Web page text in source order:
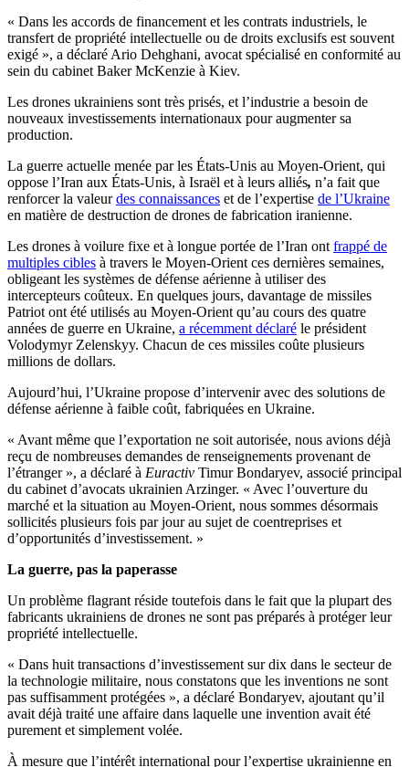
« Dans les accords de financement et les contrats industriels, le
transfert de propriété intellectuelle ou de droits exclusifs est souvent
exigé », a déclaré Ario Dehghani, avocat spécialisé en conformité au
sein du cabinet Baker McKenzie à Kiev.
Les drones ukrainiens sont très prisés, et l’industrie a besoin de
nouveaux investissements internationaux pour augmenter sa
production.
La guerre actuelle menée par les États-Unis au Moyen-Orient, qui
oppose l’Iran aux États-Unis, à Israël et à leurs alliés, n’a fait que
renforcer la valeurdes connaissances et de l’expertise de l’Ukraine
en matière de destruction de drones de fabrication iranienne.
Les drones à voilure fixe et à longue portée de l’Iran ont frappé de
multiples cibles à travers le Moyen-Orient ces dernières semaines,
obligeant les systèmes de défense aérienne à utiliser des
intercepteurs coûteux. En quelques jours, davantage de missiles
Patriot ont été utilisés au Moyen-Orient qu’au cours des quatre
années de guerre en Ukraine, a récemment déclaré le président
Volodymyr Zelenskyy. Chacun de ces missiles coûte plusieurs
millions de dollars.
Aujourd’hui, l’Ukraine propose d’intervenir avec des solutions de
défense aérienne à faible coût, fabriquées en Ukraine.
« Avant même que l’exportation ne soit autorisée, nous avions déjà
reçu de nombreuses demandes de renseignements provenant de
l’étranger », a déclaré à Euractiv Timur Bondaryev, associé principal
du cabinet d’avocats ukrainien Arzinger. « Avec l’ouverture du
marché et la situation au Moyen-Orient, nous sommes désormais
sollicités plusieurs fois par jour au sujet de coentreprises et
d’opportunités d’investissement. »
La guerre, pas la paperasse
Un problème flagrant réside toutefois dans le fait que la plupart des
fabricants ukrainiens de drones ne sont pas préparés à protéger leur
propriété intellectuelle.
« Dans huit transactions d’investissement sur dix dans le secteur de
la technologie militaire, nous constatons que les inventions ne sont
pas suffisamment protégées », a déclaré Bondaryev, ajoutant qu’il
avait déjà traité une affaire dans laquelle une invention avait été
purement et simplement volée.
À mesure que l’intérêt international pour l’expertise ukrainienne en